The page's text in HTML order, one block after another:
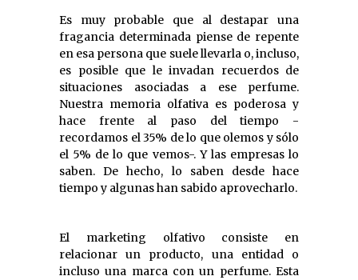
Es muy probable que al destapar una
fragancia determinada piense de repente
en esa persona que suele llevarla o, incluso,
es posible que le invadan recuerdos de
situaciones asociadas a ese perfume.
Nuestra memoria olfativa es poderosa y
hace frente al paso del tiempo -
recordamos el 35% de lo que olemos y sólo
el 5% de lo que vemos-. Y las empresas lo
saben. De hecho, lo saben desde hace
tiempo y algunas han sabido aprovecharlo.
El marketing olfativo consiste en
relacionar un producto, una entidad o
incluso una marca con un perfume. Esta